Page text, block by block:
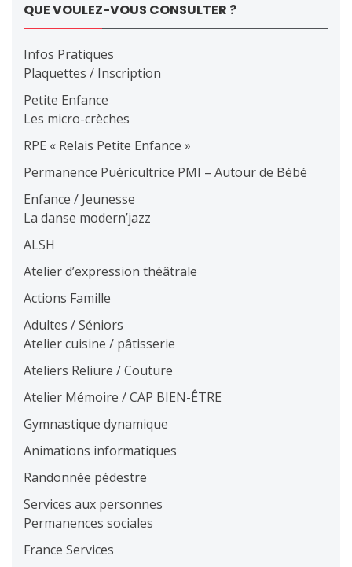
QUE VOULEZ-VOUS CONSULTER ?
Infos Pratiques
Plaquettes / Inscription
Petite Enfance
Les micro-crèches
RPE « Relais Petite Enfance »
Permanence Puéricultrice PMI – Autour de Bébé
Enfance / Jeunesse
La danse modern’jazz
ALSH
Atelier d’expression théâtrale
Actions Famille
Adultes / Séniors
Atelier cuisine / pâtisserie
Ateliers Reliure / Couture
Atelier Mémoire / CAP BIEN-ÊTRE
Gymnastique dynamique
Animations informatiques
Randonnée pédestre
Services aux personnes
Permanences sociales
France Services